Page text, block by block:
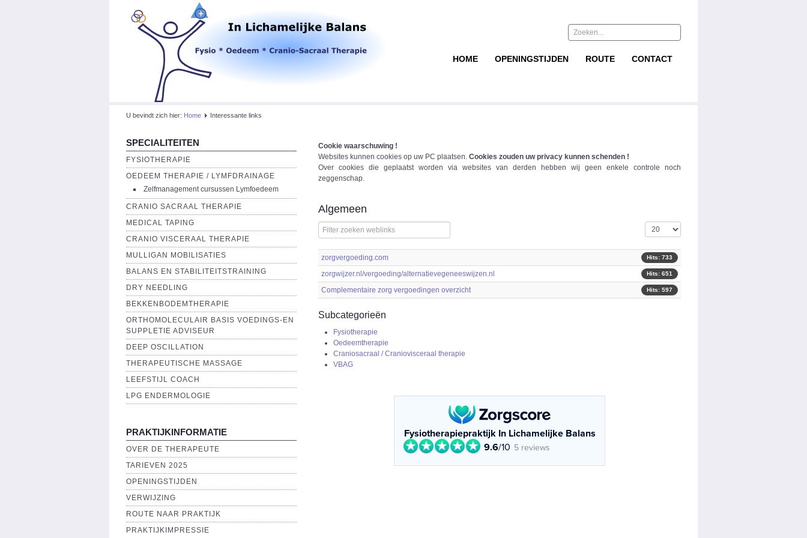
Zoeken...
HOME OPENINGSTIJDEN ROUTE CONTACT
U bevindt zich hier: Home Interessante links
SPECIALITEITEN
FYSIOTHERAPIE
OEDEEM THERAPIE / LYMFDRAINAGE
Zelfmanagement cursussen Lymfoedeem
CRANIO SACRAAL THERAPIE
MEDICAL TAPING
CRANIO VISCERAAL THERAPIE
MULLIGAN MOBILISATIES
BALANS EN STABILITEITSTRAINING
DRY NEEDLING
BEKKENBODEMTHERAPIE
ORTHOMOLECULAIR BASIS VOEDINGS-EN
SUPPLETIE ADVISEUR
DEEP OSCILLATION
THERAPEUTISCHE MASSAGE
LEEFSTIJL COACH
LPG ENDERMOLOGIE
PRAKTIJKINFORMATIE
OVER DE THERAPEUTE
TARIEVEN 2025
OPENINGSTIJDEN
VERWIJZING
ROUTE NAAR PRAKTIJK
PRAKTIJKIMPRESSIE
Cookie waarschuwing !
Websites kunnen cookies op uw PC plaatsen. Cookies zouden uw privacy kunnen schenden !
Over cookies die geplaatst worden via websites van derden hebben wij geen enkele controle noch
zeggenschap.
Algemeen
Filterveld Toon #
Hits: 733
zorgvergoeding.com
Hits: 651
zorgwijzer.nl/vergoeding/alternatievegeneeswijzen.nl
Hits: 597
Complementaire zorg vergoedingen overzicht
Subcategorieën
Fysiotherapie
Oedeemtherapie
Craniosacraal / Craniovisceraal therapie
VBAG
Fysiotherapiepraktijk In Lichamelijke Balans
9.6/10 5 reviews